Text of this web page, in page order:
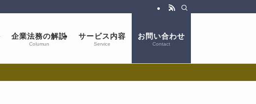
企業法務の解説
Columun
サービス内容
Service
お問い合わせ
Contact